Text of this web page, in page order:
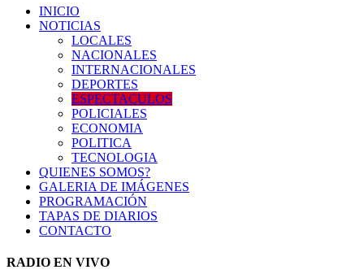
INICIO
NOTICIAS
LOCALES
NACIONALES
INTERNACIONALES
DEPORTES
ESPECTACULOS
POLICIALES
ECONOMIA
POLITICA
TECNOLOGIA
QUIENES SOMOS?
GALERIA DE IMÁGENES
PROGRAMACIÓN
TAPAS DE DIARIOS
CONTACTO
RADIO EN VIVO